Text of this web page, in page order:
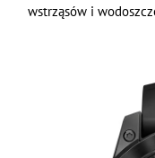
wstrząsów i